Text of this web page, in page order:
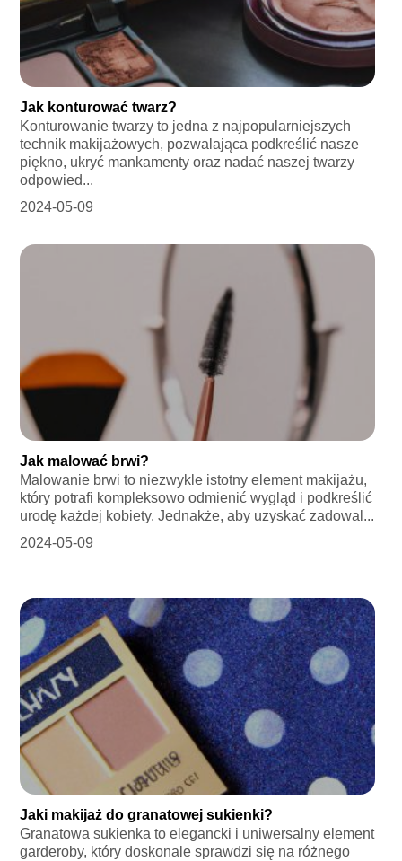
Jak konturować twarz?
Konturowanie twarzy to jedna z najpopularniejszych
technik makijażowych, pozwalająca podkreślić nasze
piękno, ukryć mankamenty oraz nadać naszej twarzy
odpowied...
2024-05-09
Jak malować brwi?
Malowanie brwi to niezwykle istotny element makijażu,
który potrafi kompleksowo odmienić wygląd i podkreślić
urodę każdej kobiety. Jednakże, aby uzyskać zadowal...
2024-05-09
Jaki makijaż do granatowej sukienki?
Granatowa sukienka to elegancki i uniwersalny element
garderoby, który doskonale sprawdzi się na różnego